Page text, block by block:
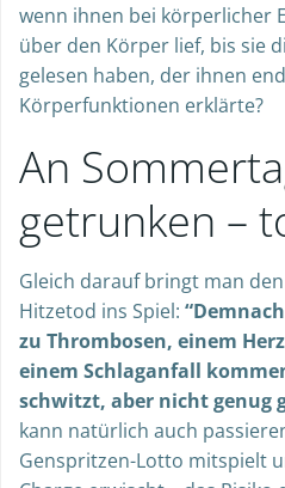
wenn ihnen bei körperlicher
über den Körper lief, bis sie
gelesen haben, der ihnen
Körperfunktionen erklärte?
An
getrunken –
Gleich darauf bringt man
Hitzetod ins Spiel:
zu Thrombosen, einem
einem Schlaganfall
schwitzt, aber nicht genug
kann natürlich auch
Genspritzen-Lotto mitspielt